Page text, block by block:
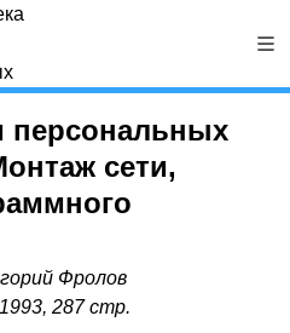
персональных
сети,
Фролов
287 стр.